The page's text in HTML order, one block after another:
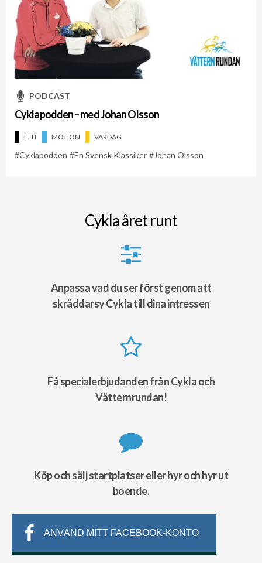
PODCAST
Cyklapodden – med Johan Olsson
ELIT MOTION VARDAG
Cyklapodden En Svensk Klassiker Johan Olsson
Cykla året runt
Anpassa vad du ser först genom att
skräddarsy Cykla till dina intressen
Få specialerbjudanden från Cykla och
Vätternrundan!
Köp och sälj startplatser eller hyr och hyr ut
boende.
ANVÄND MITT FACEBOOK-KONTO